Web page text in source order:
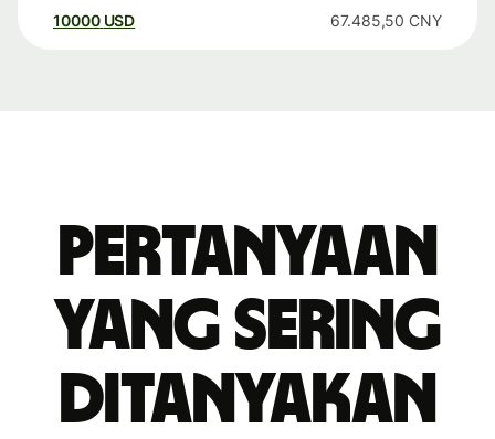
10000 USD 67.485,50 CNY
Pertanyaan
yang sering
ditanyakan